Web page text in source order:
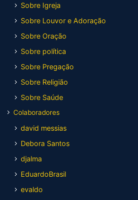
Sobre Igreja
Sobre Louvor e Adoração
Sobre Oração
Sobre política
Sobre Pregação
Sobre Religião
Sobre Saúde
Colaboradores
david messias
Debora Santos
djalma
EduardoBrasil
evaldo